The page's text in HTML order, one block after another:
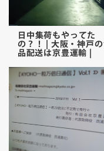
日中集荷もやってた
の？！ | 大阪・神戸
品配送は京豊運輸 |